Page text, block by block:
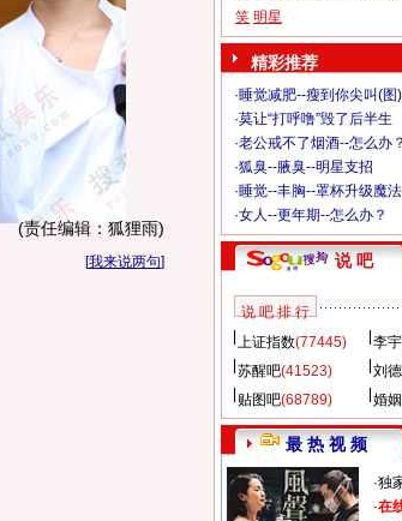
(责任编辑：狐狸雨)
[我来说两句]
笑 明星
精彩推荐
·睡觉减肥--瘦到你尖叫(图)
·莫让“打呼噜”毁了后半生
·老公戒不了烟酒--怎么办？
·狐臭--腋臭--明星支招
·睡觉--丰胸--罩杯升级魔法
·女人--更年期--怎么办？
说 吧
说 吧 排 行
上证指数(77445) 李
苏醒吧(41523) 刘
贴图吧(68789) 婚
最 热 视 频
·独
·在